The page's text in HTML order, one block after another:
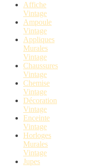
Affiche
Vintage
Ampoule
Vintage
Appliques
Murales
Vintage
Chaussures
Vintage
Chemise
Vintage
Décoration
Vintage
Enceinte
Vintage
Horloges
Murales
Vintage
Jupes